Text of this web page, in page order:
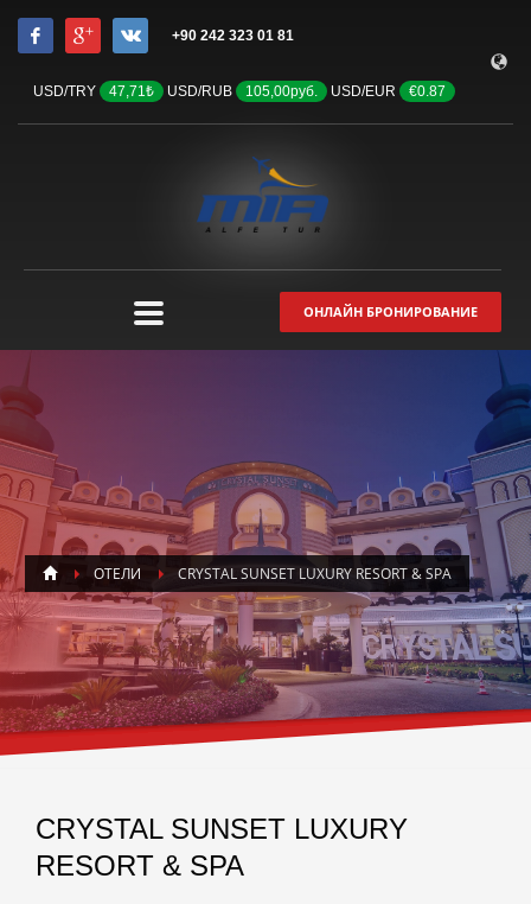
+90 242 323 01 81
USD/TRY 47,71₺ USD/RUB 105,00руб. USD/EUR €0.87
ОНЛАЙН БРОНИРОВАНИЕ
ОТЕЛИ CRYSTAL SUNSET LUXURY RESORT & SPA
CRYSTAL SUNSET LUXURY
RESORT & SPA